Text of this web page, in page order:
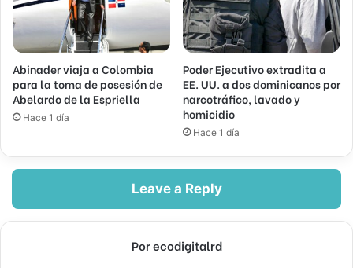
Abinader viaja a Colombia
para la toma de posesión de
Abelardo de la Espriella
Hace 1 día
Poder Ejecutivo extradita a
EE. UU. a dos dominicanos por
narcotráfico, lavado y
homicidio
Hace 1 día
Leave a Reply
Por ecodigitalrd